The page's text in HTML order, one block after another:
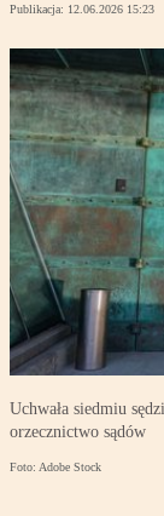
Publikacja: 12.06.2026 15:23
Uchwała siedmiu
orzecznictwo sądów
Foto: Adobe Stock